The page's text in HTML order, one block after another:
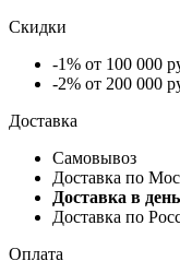
Скидки
-1% от 100 000
-2% от 200 000
Доставка
Самовывоз
Доставка по
Доставка в
Доставка по
Оплата